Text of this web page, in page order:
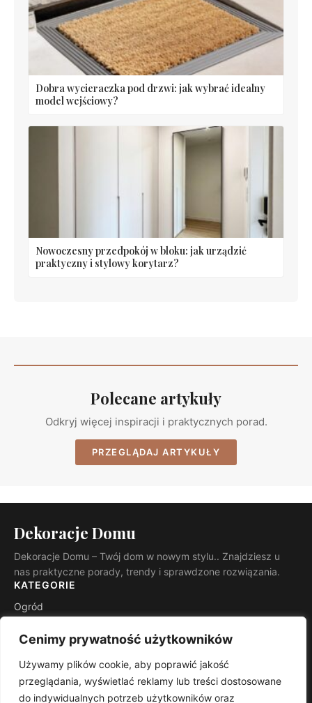
Cenimy prywatność użytkowników
Używamy plików cookie, aby poprawić jakość
przeglądania, wyświetlać reklamy lub treści dostosowane
do indywidualnych potrzeb użytkowników oraz
Dobra wycieraczka pod drzwi: jak wybrać idealny
model wejściowy?
Nowoczesny przedpokój w bloku: jak urządzić
praktyczny i stylowy korytarz?
Polecane artykuły
Odkryj więcej inspiracji i praktycznych porad.
PRZEGLĄDAJ ARTYKUŁY
Dekoracje Domu
Dekoracje Domu – Twój dom w nowym stylu.. Znajdziesz u
nas praktyczne porady, trendy i sprawdzone rozwiązania.
KATEGORIE
Ogród
INFORMACJE
Kontakt
Mapa witryny